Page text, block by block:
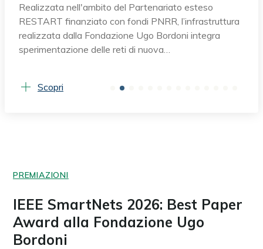
Realizzata nell'ambito del Partenariato esteso
RESTART finanziato con fondi PNRR, l’infrastruttura
realizzata dalla Fondazione Ugo Bordoni integra
sperimentazione delle reti di nuova…
Scopri
PREMIAZIONI
IEEE SmartNets 2026: Best Paper
Award alla Fondazione Ugo
Bordoni